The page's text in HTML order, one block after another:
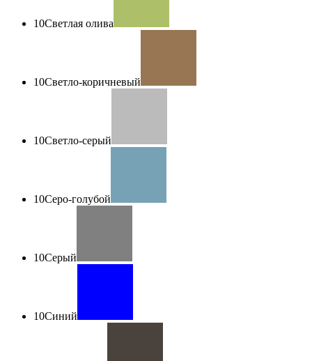
10Светлая олива
10Светло-коричневый
10Светло-серый
10Серо-голубой
10Серый
10Синий